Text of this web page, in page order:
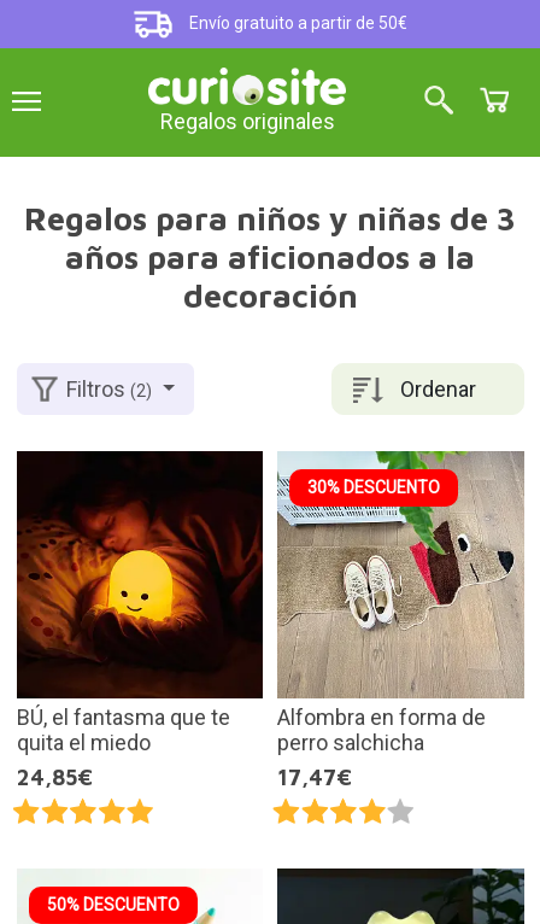
Envío gratuito a partir de 50€
Regalos originales
Regalos para niños y niñas de 3
años para aficionados a la
decoración
Ordenar
Filtros(2)
BÚ, el fantasma que te
quita el miedo
24,85€
30% DESCUENTO
Alfombra en forma de
perro salchicha
17,47€
50% DESCUENTO